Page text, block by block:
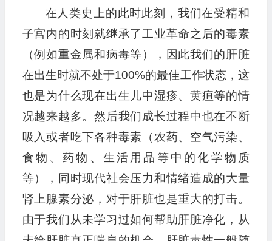
在人类史上的此时此刻，我们在受精和
子宫内的时刻就继承了工业革命之后的毒素
（例如重金属和病毒等），因此我们的肝脏
在出生时就不处于100%的最佳工作状态，这
也是为什么现在出生儿中湿疹、黄疸等的情
况越来越多。然后我们成长过程中也在不断
吸入或者吃下各种毒素（农药、空气污染、
食物、药物、生活用品等中的化学物质
等），同时现代社会压力和情绪造成的大量
肾上腺素分泌，对于肝脏也是重大的打击。
由于我们从未学习过如何帮助肝脏净化，从